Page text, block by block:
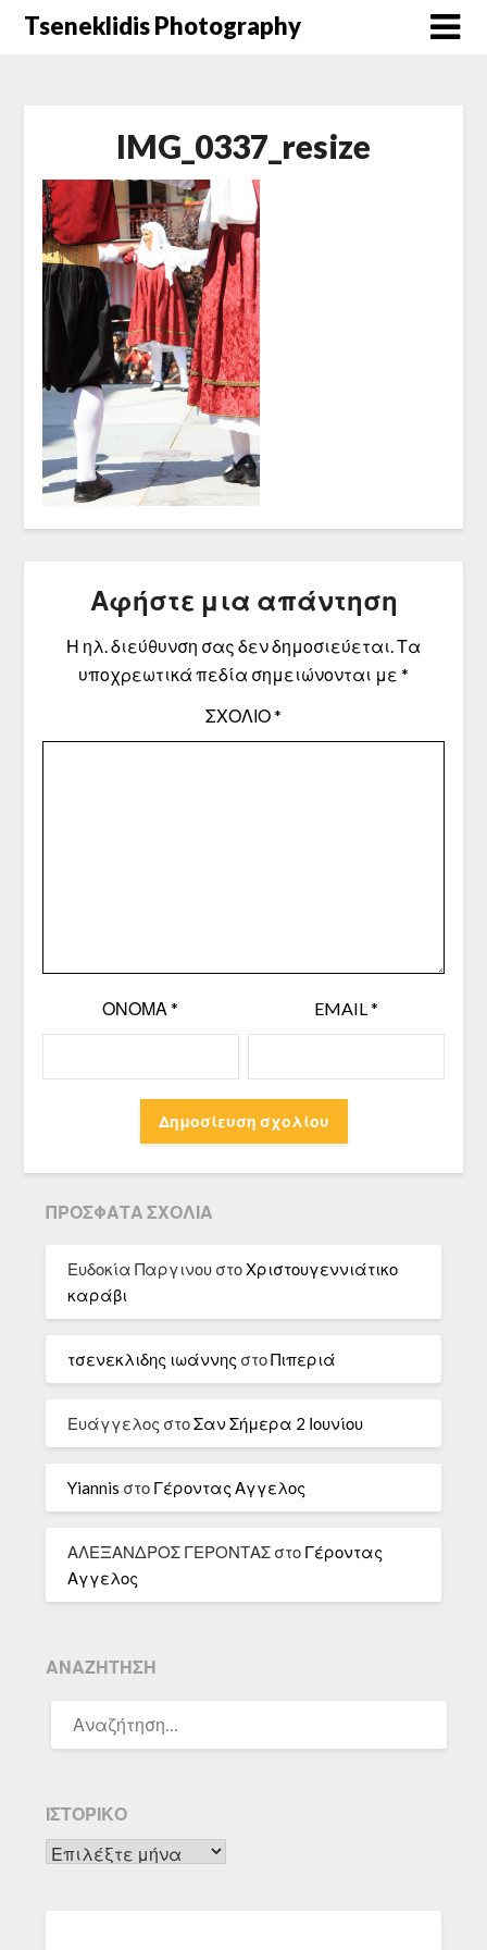
Μετάβαση
Tseneklidis Photography
IMG_0337_resize
Αφήστε μια απάντηση
Η ηλ. διεύθυνση σας δεν δημοσιεύεται.Τα
υποχρεωτικά πεδία σημειώνονται με *
ΣΧΌΛΙΟ*
ΌΝΟΜΑ* EMAIL*
ΠΡΌΣΦΑΤΑ ΣΧΌΛΙΑ
Ευδοκία Παργινου στοΧριστουγεννιάτικο
καράβι
τσενεκλιδης ιωάννης στοΠιπεριά
Ευάγγελος στοΣαν Σήμερα 2 Ιουνίου
Yiannis στο Γέροντας Αγγελος
ΑΛΕΞΑΝΔΡΟΣ ΓΕΡΟΝΤΑΣ στο Γέροντας
Αγγελος
ΑΝΑΖΉΤΗΣΗ
ΓΙΑ:
ΙΣΤΟΡΙΚΌ
Ιστορικό